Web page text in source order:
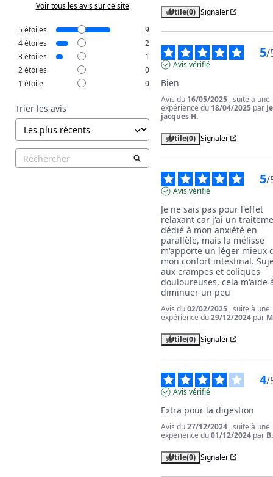
Voir tous les avis sur ce site
5étoiles
9
4étoiles
2
3étoiles
1
2étoiles
0
1 étoile 0
Trier les avis
Utile(0) Signaler
5/
Avis vérifié
Bien
Avis du 16/05/2025 , suite à une
expérience du 18/04/2025 par
jacques H.
Utile(0) Signaler
5/
Avis vérifié
Je ne sais pas pour l'effet
relaxant car j'ai un
dédié à mon anxiété en
parallèle, mais la mélisse
m'apporte un léger mieux
mon confort intestinal.
aux crampes et coliques
douloureuses, cela m'aide
diminuer un peu
Avis du02/02/2025 , suite à une
expérience du29/12/2024 par
Utile(0) Signaler
4/
Avis vérifié
Extra pour la digestion
Avis du27/12/2024 , suite à une
expérience du01/12/2024 par
Utile(0) Signaler